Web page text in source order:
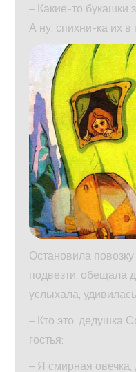
– Какие-то букашки
А ну, спихни-ка их в
Остановила
подвезти, обещала
услыхала,
– Кто это, дедушка
гостья:
– Я смирная овечка,